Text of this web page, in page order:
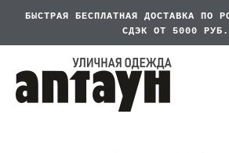
БЫСТРАЯ БЕСПЛАТНАЯ
ДОСТАВКА ПО
СДЭК ОТ 5000 РУБ.